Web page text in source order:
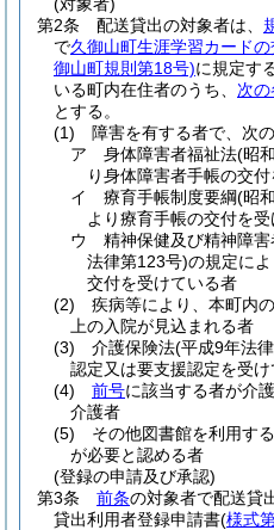
第2条
配送貸出の対象者は、
で久御山町生涯学習カードの
御山町規則第18号)に規定す
いる町内在住者のうち、 次
とする。
(1)
障害を有する者で、次
ア
身体障害者福祉法(昭
り身体障害者手帳の交
イ
療育手帳制度要綱(昭
より療育手帳の交付を
ウ
精神保健及び精神障
法律第123号)の規定に
交付を受けている者
(2)
疾病等により、本町内
上の入院が見込まれる者
(3)
介護保険法(平成9年法
認定又は要支援認定を受
(4)
前号に該当する者が介
介護者
(5)
その他図書館を利用す
が必要と認める者
(登録の申請及び承認)
第3条
前条の対象者で配送貸
貸出利用者登録申請書(様式